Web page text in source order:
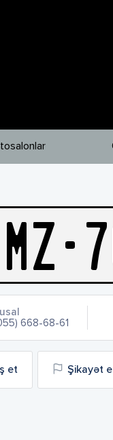
MZ-
668-68-61
et Şikayət